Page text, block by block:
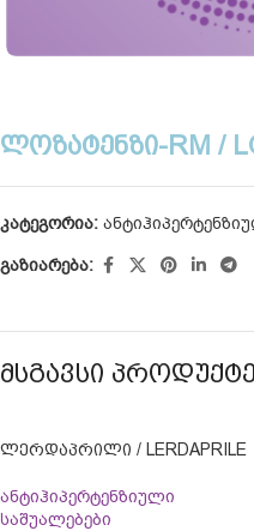
ᲚᲝᲖᲐᲢᲔᲜᲖᲘ-RM /
კატეგორია:
გაზიარება:
ᲛᲡᲒᲐᲕᲡᲘ
ᲚᲔᲠᲓᲐᲞᲠᲘᲚᲘ / LERDAPRILE
ანტიჰიპერტენზიული
საშუალებები